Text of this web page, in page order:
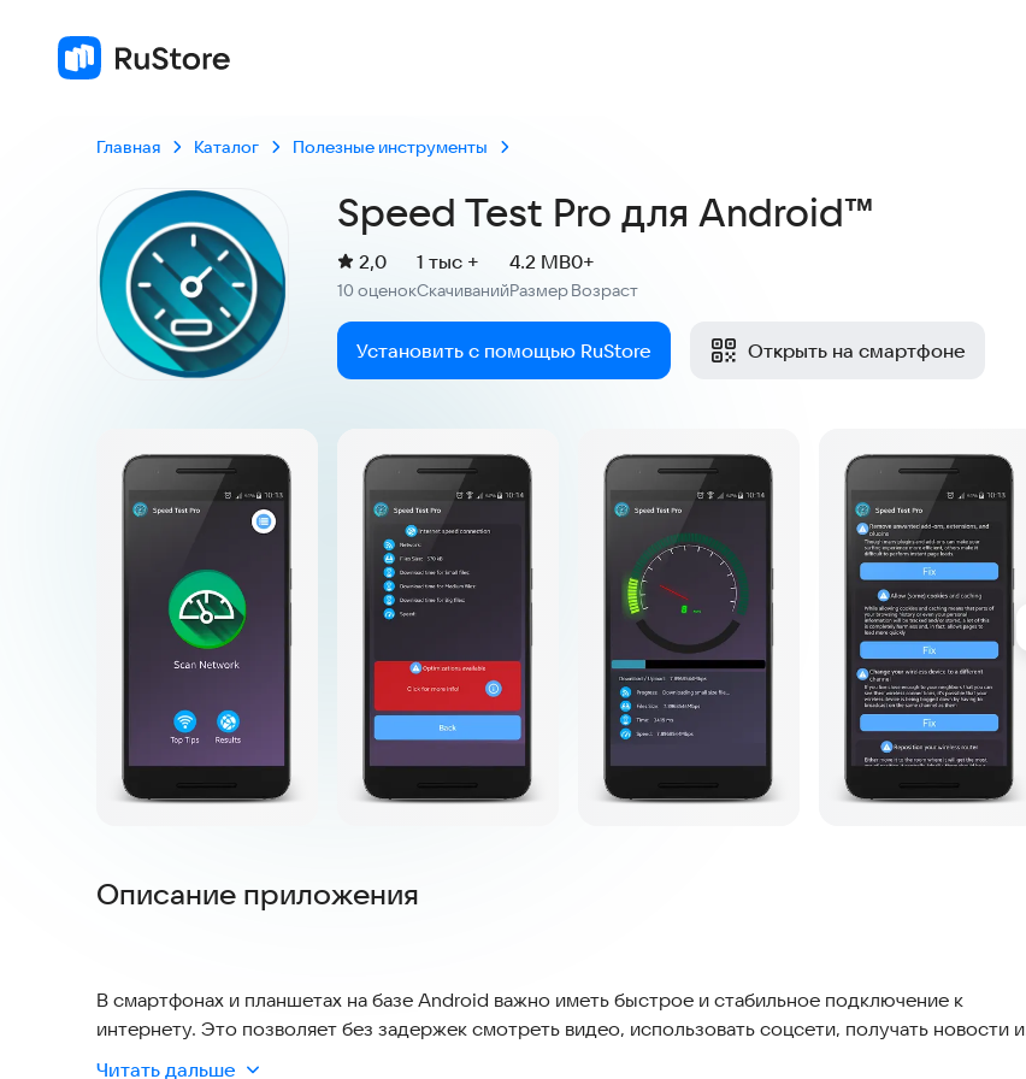
Главная Каталог Полезные инструменты
Speed Test Pro для Android™
Рейтинг:
2,0
10 оценокСкачиваний
1 тыс +
Размер
4.2 MB
Возраст
0+
Установить с помощью RuStore Открыть на смартфоне
Описание приложения
В смартфонах и планшетах на базе Android важно иметь быстрое и стабильное подключение к
интернету. Это позволяет без задержек смотреть видео, использовать соцсети, получать новости и
участвовать в онлайн-общении. Скорость и стабильность соединения влияют на комфорт
Читать дальше